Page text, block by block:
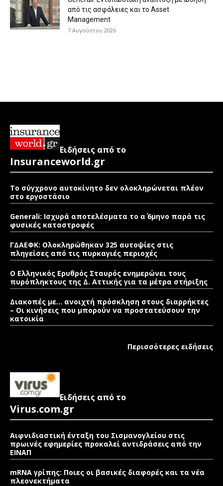
από τις ασφάλειες και το Asset
Management
7 Αυγούστου 2026
Ειδήσεις από το
Insuranceworld.gr
Το σύγχρονο αυτοκίνητο δεν ολοκληρώνεται πλέον
στο εργοστάσιο
Generali: Ισχυρά αποτελέσματα το α΄ 6μηνο παρά τις
φυσικές καταστροφές
ΓΔΑΕΦΚ: Ολοκληρώθηκαν 325 αυτοψίες στις
πληγείσες από τις πυρκαγιές περιοχές
Ο Ελληνικός Ερυθρός Σταυρός ενημερώνει τους
πυρόπληκτους της Δ. Αττικής για τα μέτρα στήριξης
Διακοπές με… ανοιχτή πρόσκληση στους διαρρήκτες
– Οι κινήσεις που μπορούν να προστατεύσουν την
κατοικία
Περισσότερες ειδήσεις
Ειδήσεις από το
Virus.com.gr
Αιφνιδιαστική ένταξη του Σισμανογλείου στις
πρωινές εφημερίες προκαλεί αντιδράσεις από την
ΕΙΝΑΠ
mRNA γρίπης: Ποιες οι βασικές διαφορές και τα νέα
πλεονεκτήματα